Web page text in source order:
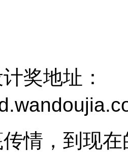
奖地址：
传情，到现